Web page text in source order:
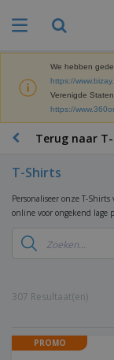
We hebben
https://
Verenigde
https://
Terug naar
T-Shirts
Personaliseer onze T-
online voor ongekend lage
307 Resultaat(en)
PROMO